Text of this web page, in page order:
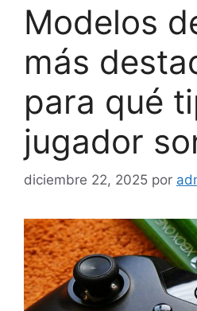
Modelos
más
para qué
jugador
diciembre 22, 2025 por